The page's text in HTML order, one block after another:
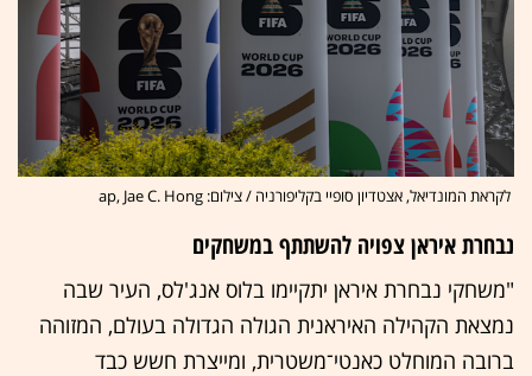
לקראת המונדיאל, אצטדיון סופיי בקליפורניה / צילום: ap, Jae C. Hong
נבחרת איראן צפויה להשתתף במשחקים
"משחקי נבחרת איראן יתקיימו בלוס אנג'לס, העיר שבה
נמצאת הקהילה האיראנית הגולה הגדולה בעולם, המזוהה
ברובה המוחלט כאנטי־משטרית, ומייצרת חשש כבד